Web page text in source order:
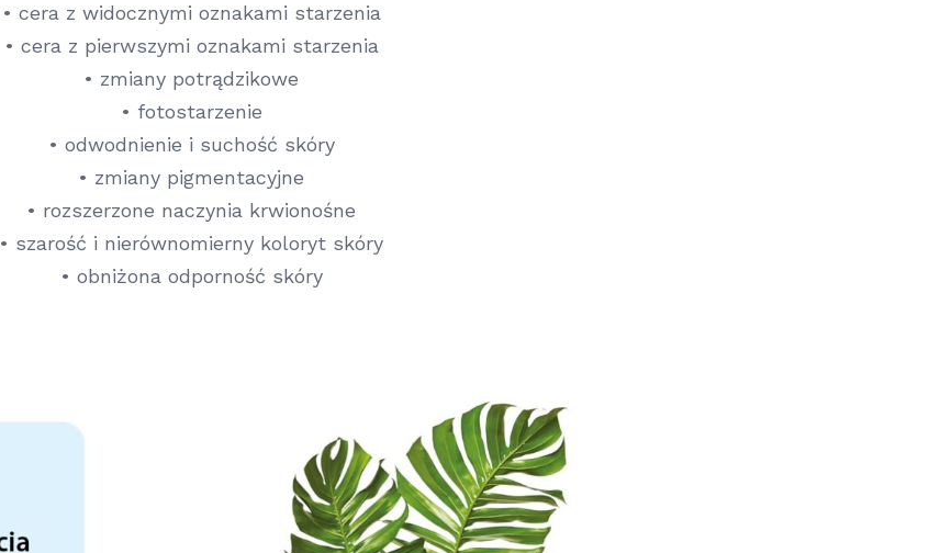
• cera z widocznymi oznakami starzenia
• cera z pierwszymi oznakami starzenia
• zmiany potrądzikowe
• fotostarzenie
• odwodnienie i suchość skóry
• zmiany pigmentacyjne
• rozszerzone naczynia krwionośne
• szarość i nierównomierny koloryt skóry
• obniżona odporność skóry